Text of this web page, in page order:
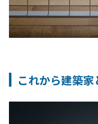
これから建築